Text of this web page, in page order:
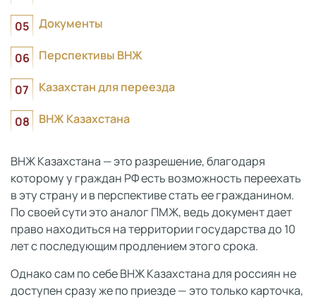
Документы
Перспективы ВНЖ
Казахстан для переезда
ВНЖ Казахстана
ВНЖ Казахстана — это разрешение, благодаря
которому у граждан РФ есть возможность переехать
в эту страну и в перспективе стать ее гражданином.
По своей сути это аналог ПМЖ, ведь документ дает
право находиться на территории государства до 10
лет с последующим продлением этого срока.
Однако сам по себе ВНЖ Казахстана для россиян не
доступен сразу же по приезде — это только карточка,